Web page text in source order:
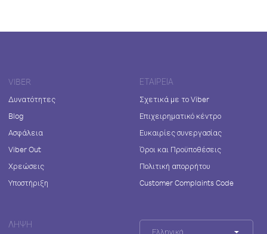
VIBER
Δυνατότητες
Blog
Ασφάλεια
Viber Out
Χρεώσεις
Υποστήριξη
ΕΤΑΙΡΕΊΑ
Σχετικά με το Viber
Επιχειρηματικό κέντρο
Ευκαιρίες συνεργασίας
Όροι και Προϋποθέσεις
Πολιτική απορρήτου
Customer Complaints Code
ΛΉΨΗ
Ελληνικά